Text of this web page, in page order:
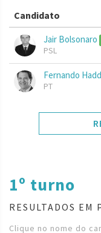
Candidato
Jair Bolsonaro
PSL
Fernando
PT
1º turno
RESULTADOS EM
Clique no nome do